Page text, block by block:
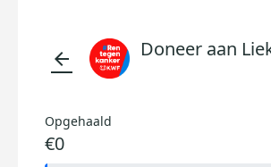
arrow_back Doneer aan
Opgehaald
€0